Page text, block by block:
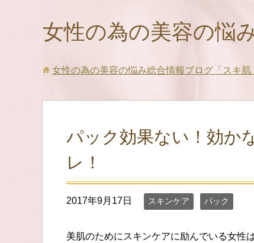
女性の為の美容の悩
女性の為の美容の悩み総合情報ブログ「スキ肌
パック効果ない！効か
レ！
2017年9月17日 スキンケア パック
美肌のためにスキンケアに励んでいる女性